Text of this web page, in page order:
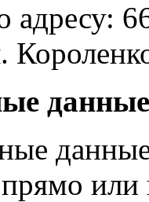
адресу: